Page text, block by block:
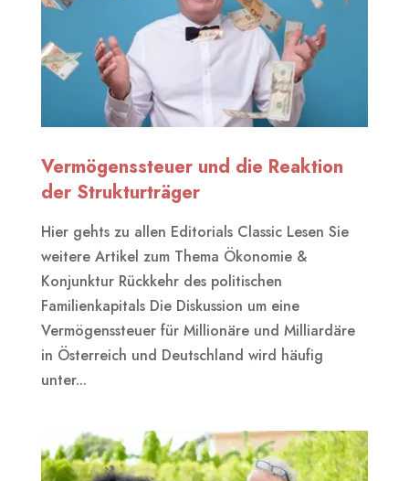
Vermögenssteuer und die Reaktion
der Strukturträger
Hier gehts zu allen Editorials Classic Lesen Sie
weitere Artikel zum Thema Ökonomie &
Konjunktur Rückkehr des politischen
Familienkapitals Die Diskussion um eine
Vermögenssteuer für Millionäre und Milliardäre
in Österreich und Deutschland wird häufig
unter...